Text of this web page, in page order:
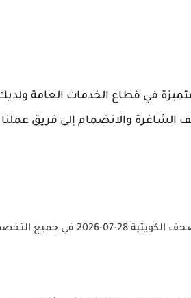
في قطاع الخدمات العامة ولديك
الشاغرة والانضمام إلى فريق
في جميع التخصصات للاجانب والمواطنين